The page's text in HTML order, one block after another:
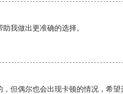
我做出更准确的选择。
但偶尔也会出现卡顿的情况，希望